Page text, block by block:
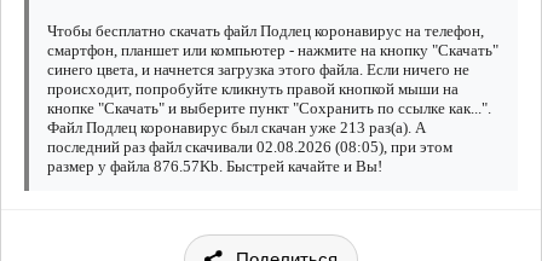
Чтобы бесплатно скачать файл Подлец коронавирус на телефон,
смартфон, планшет или компьютер - нажмите на кнопку "Скачать"
синего цвета, и начнется загрузка этого файла. Если ничего не
происходит, попробуйте кликнуть правой кнопкой мыши на
кнопке "Скачать" и выберите пункт "Сохранить по ссылке как...".
Файл Подлец коронавирус был скачан уже 213 раз(а). А
последний раз файл скачивали 02.08.2026 (08:05), при этом
размер у файла 876.57Kb. Быстрей качайте и Вы!